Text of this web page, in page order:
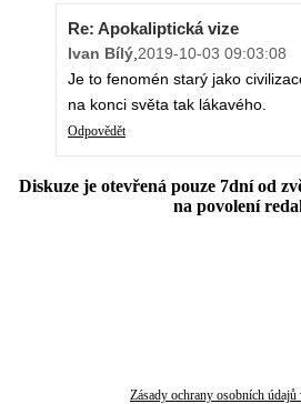
Re: Apokaliptická vize
Ivan Bílý 2019-10-03 09:03:08
Je to fenomén starý jako
na konci světa tak lákavého.
Odpovědět
Diskuze je otevřená pouze 7dní od
na povolení
Zásady ochrany osobních údajů